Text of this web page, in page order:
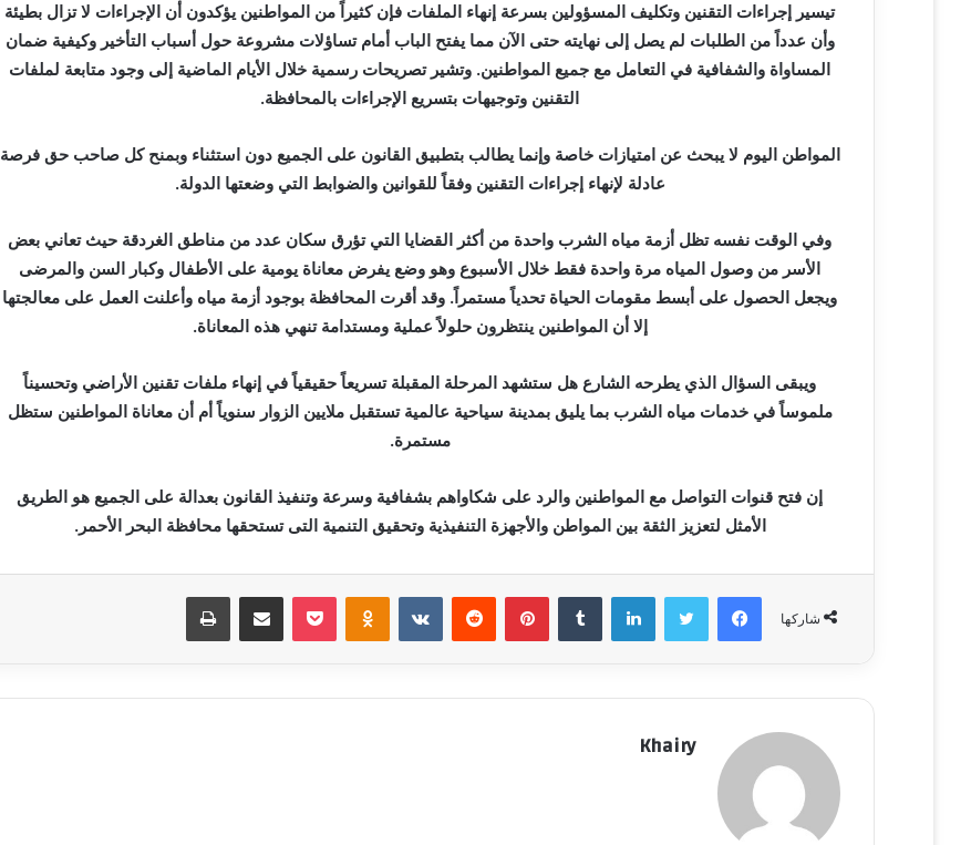
تيسير إجراءات التقنين وتكليف المسؤولين بسرعة إنهاء الملفات فإن كثيراً من المواطنين يؤكدون أن الإجراءات لا تزال بطيئة
وأن عدداً من الطلبات لم يصل إلى نهايته حتى الآن مما يفتح الباب أمام تساؤلات مشروعة حول أسباب التأخير وكيفية ضمان
المساواة والشفافية في التعامل مع جميع المواطنين. وتشير تصريحات رسمية خلال الأيام الماضية إلى وجود متابعة لملفات
التقنين وتوجيهات بتسريع الإجراءات بالمحافظة.
المواطن اليوم لا يبحث عن امتيازات خاصة وإنما يطالب بتطبيق القانون على الجميع دون استثناء وبمنح كل صاحب حق فرصة
عادلة لإنهاء إجراءات التقنين وفقاً للقوانين والضوابط التي وضعتها الدولة.
وفي الوقت نفسه تظل أزمة مياه الشرب واحدة من أكثر القضايا التي تؤرق سكان عدد من مناطق الغردقة حيث تعاني بعض
الأسر من وصول المياه مرة واحدة فقط خلال الأسبوع وهو وضع يفرض معاناة يومية على الأطفال وكبار السن والمرضى
ويجعل الحصول على أبسط مقومات الحياة تحدياً مستمراً. وقد أقرت المحافظة بوجود أزمة مياه وأعلنت العمل على معالجتها
إلا أن المواطنين ينتظرون حلولاً عملية ومستدامة تنهي هذه المعاناة.
ويبقى السؤال الذي يطرحه الشارع هل ستشهد المرحلة المقبلة تسريعاً حقيقياً في إنهاء ملفات تقنين الأراضي وتحسيناً
ملموساً في خدمات مياه الشرب بما يليق بمدينة سياحية عالمية تستقبل ملايين الزوار سنوياً أم أن معاناة المواطنين ستظل
مستمرة.
إن فتح قنوات التواصل مع المواطنين والرد على شكاواهم بشفافية وسرعة وتنفيذ القانون بعدالة على الجميع هو الطريق
الأمثل لتعزيز الثقة بين المواطن والأجهزة التنفيذية وتحقيق التنمية التى تستحقها محافظة البحر الأحمر.
شاركها
فيسبوك تويتر لينكدإن ‏Tumblr بينتيريست ‏Reddit
‏VKontakte
Odnoklassniki بوكيت مشاركة عبر البريد طباعة
Khairy